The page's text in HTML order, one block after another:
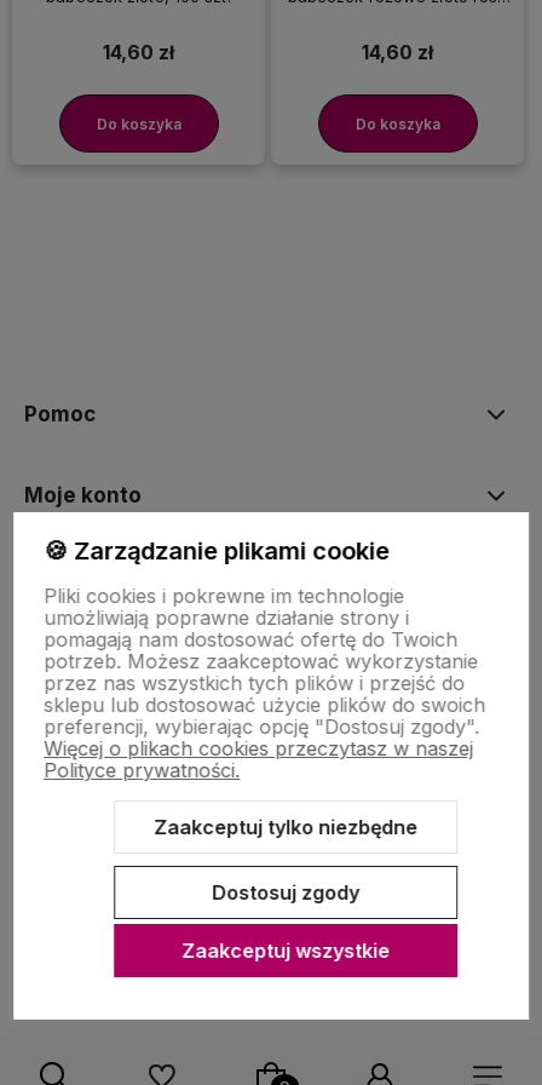
14,60 zł
Do koszyka
14,60 zł
Do koszyka
Pomoc
Moje konto
O nas
Sklep internetowy Shoper Premium
Szablon Shoper Modern 3.0™
🍪 Zarządzanie plikami cookie
Pliki cookies i pokrewne im technologie
umożliwiają poprawne działanie strony i
pomagają nam dostosować ofertę do Twoich
potrzeb. Możesz zaakceptować wykorzystanie
przez nas wszystkich tych plików i przejść do
sklepu lub dostosować użycie plików do swoich
preferencji, wybierając opcję "Dostosuj zgody".
Więcej o plikach cookies przeczytasz w naszej
Polityce prywatności.
Zaakceptuj tylko niezbędne
Dostosuj zgody
Zaakceptuj wszystkie